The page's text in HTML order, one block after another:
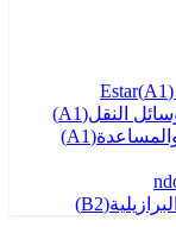
(A1)
النقل(
A1
)
(
A1
)
(
B2
)